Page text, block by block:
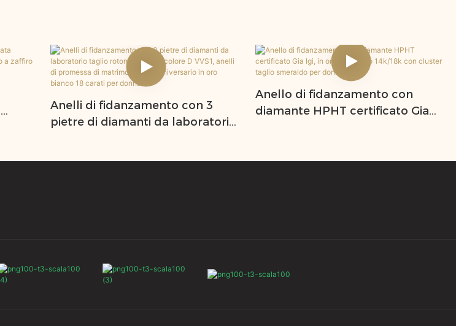
Anelli di fidanzamento con 3
pietre di diamanti da laboratorio
Anello di fidanzamento con
diamante HPHT certificato Gia
donna